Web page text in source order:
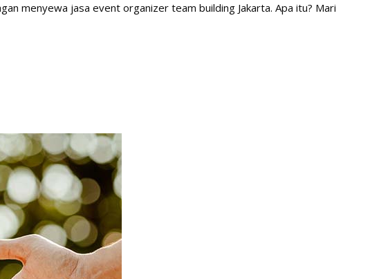
menyewa jasa event organizer team building Jakarta. Apa itu? Mari